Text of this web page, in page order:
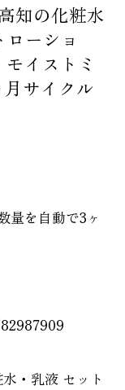
知の化粧水
ーショ
イストミ
サイクル
量を自動で3ヶ
・乳液 セット